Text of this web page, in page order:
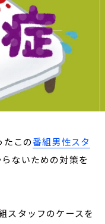
たこの番組男性スタ
ないための対策を
スタッフのケースを